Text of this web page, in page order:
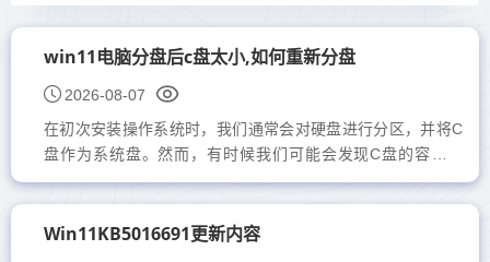
win11电脑分盘后c盘太小,如何重新分盘
2026-08-07
在初次安装操作系统时，我们通常会对硬盘进行分区，并将C
盘作为系统盘。然而，有时候我们可能会发现C盘的容量太
小，不足以满足日常使用的需求。其实，想要重新分配硬盘空
间并调整C盘...
Win11KB5016691更新内容